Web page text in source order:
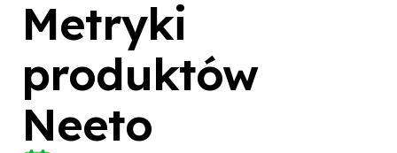
Metryki
produktów
Neeto